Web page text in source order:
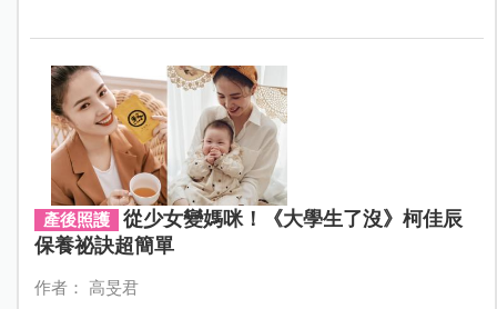
產後照護
從少女變媽咪！《大學生了沒》柯佳辰
保養祕訣超簡單
作者： 高旻君